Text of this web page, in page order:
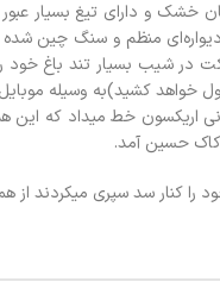
دیواره‌ای منظم و سنگ چین
خانه‌باغ تا ساعت 18 طول کشید و سپس با حرکت
کشید)به وسیله
اریکسون خط میداد که